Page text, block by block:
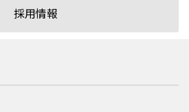
採用情報